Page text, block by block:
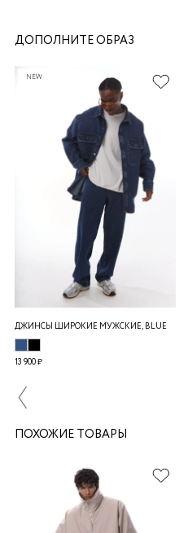
ДОПОЛНИТЕ ОБРАЗ
NEW
ДЖИНСЫ ШИРОКИЕ МУЖСКИЕ, BLUE
13 900 ₽
ПОХОЖИЕ ТОВАРЫ